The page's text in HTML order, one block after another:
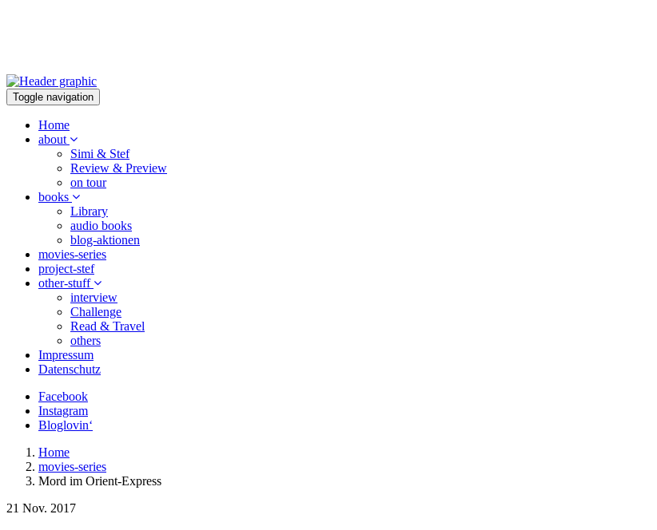
Toggle navigation
Home
about
Simi & Stef
Review & Preview
on tour
books
Library
audio books
blog-aktionen
movies-series
project-stef
other-stuff
interview
Challenge
Read & Travel
others
Impressum
Datenschutz
Facebook
Instagram
Bloglovin‘
Home
movies-series
Mord im Orient-Express
21 Nov. 2017